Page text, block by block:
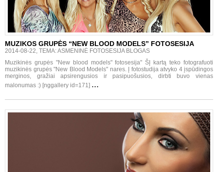
MUZIKOS GRUPĖS “NEW BLOOD MODELS” FOTOSESIJA
2014-08-22, TEMA: ASMENINĖ FOTOSESIJA BLOGAS
Muzikinės grupės "New blood models" fotosesija" ŠĮ kartą teko fotografuoti
muzikinės grupės "New Blood Models" nares. Į fotostudija atvyko 4 įspūdingos
merginos, gražiai apsirengusios ir pasipuošusios, dirbti buvo vienas
malonumas :) [nggallery id=171] ...